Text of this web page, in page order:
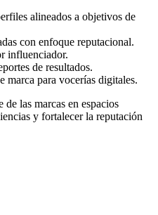
alineados a objetivos de
con enfoque reputacional.
influenciador.
de resultados.
marca para vocerías digitales.
las marcas en espacios
y fortalecer la reputación